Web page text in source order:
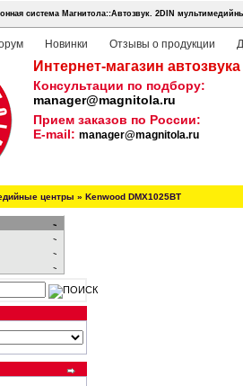
система Магнитола::Автозвук. 2DIN
Новинки Отзывы о продукции
Интернет-магазин
Консультации по подбору:
manager@magnitola.ru
Прием заказов по России:
E-mail: manager@magnitola.ru
центры » Kenwood DMX1025BT